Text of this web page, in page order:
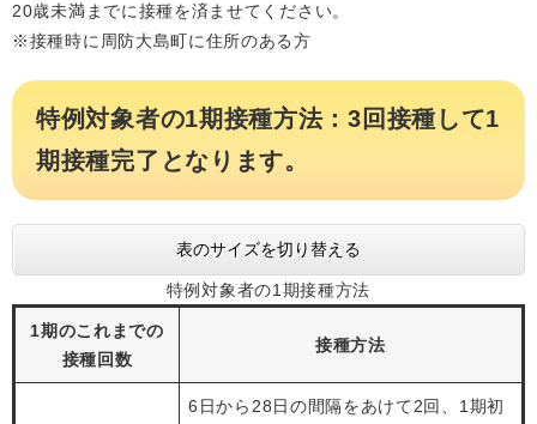
20歳未満までに接種を済ませてください。
※接種時に周防大島町に住所のある方
特例対象者の1期接種方法：3回接種して1
期接種完了となります。
表のサイズを切り替える
特例対象者の1期接種方法
1期のこれまでの
接種回数
接種方法
6日から28日の間隔をあけて2回、1期初